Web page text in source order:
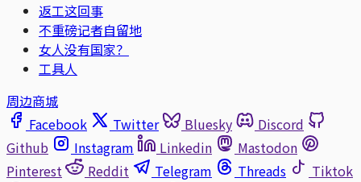
返工这回事
不重磅记者自留地
女人没有国家？
工具人
周边商城
Facebook
Twitter Bluesky
Discord
Github
Instagram Linkedin
Mastodon
Pinterest
Reddit Telegram Threads
Tiktok